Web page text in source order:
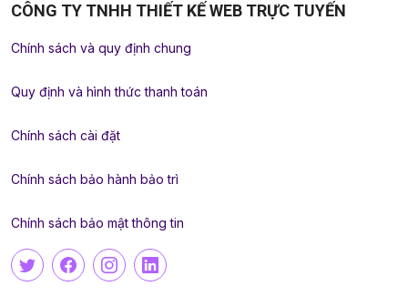
CÔNG TY TNHH THIẾT KẾ WEB TRỰC TUYẾN
Chính sách và quy định chung
Quy định và hình thức thanh toán
Chính sách cài đặt
Chính sách bảo hành bảo trì
Chính sách bảo mật thông tin